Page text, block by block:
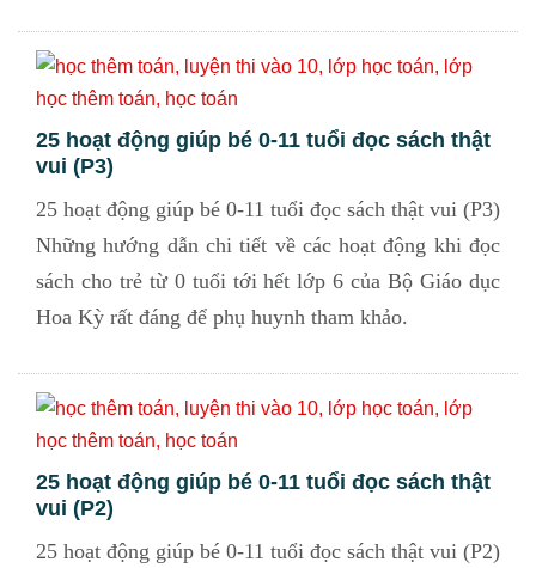
25 hoạt động giúp bé 0-11 tuổi đọc sách thật
vui (P3)
25 hoạt động giúp bé 0-11 tuổi đọc sách thật vui (P3)
Những hướng dẫn chi tiết về các hoạt động khi đọc
sách cho trẻ từ 0 tuổi tới hết lớp 6 của Bộ Giáo dục
Hoa Kỳ rất đáng để phụ huynh tham khảo.
25 hoạt động giúp bé 0-11 tuổi đọc sách thật
vui (P2)
25 hoạt động giúp bé 0-11 tuổi đọc sách thật vui (P2)